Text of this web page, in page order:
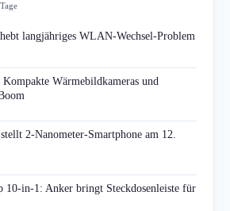
langjähriges WLAN-Wechsel-Problem
Wärmebildkameras und
2-Nanometer-Smartphone am 12.
10-in-1: Anker bringt Steckdosenleiste für